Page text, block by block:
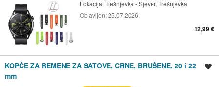
Lokacija:Trešnjevka - Sjever, Trešnjevka
Objavljen:25.07.2026.
12,99 €
KOPČE ZA REMENE ZA SATOVE, CRNE, BRUŠENE, 20 i 22
mm